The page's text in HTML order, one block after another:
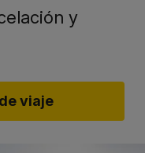
y
viaje